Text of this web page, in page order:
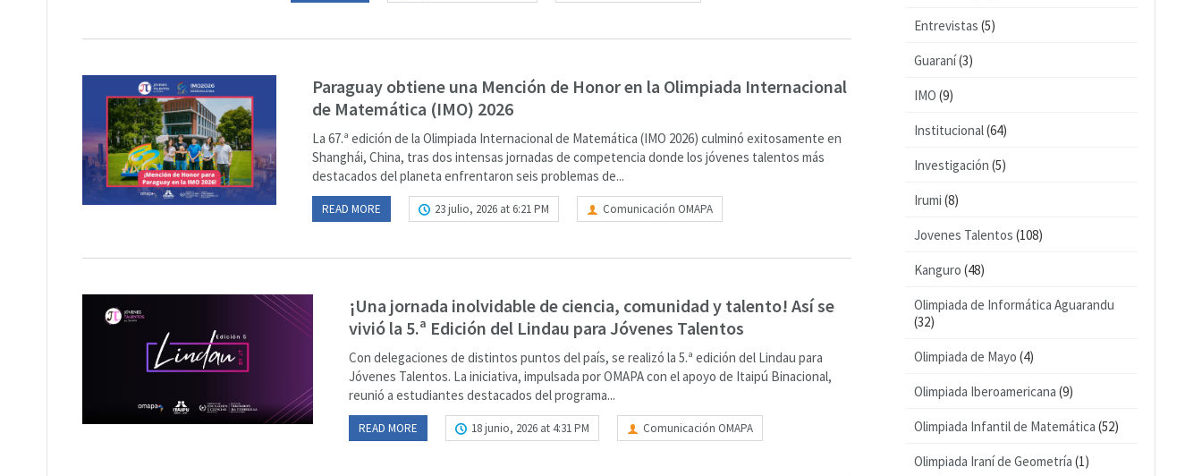
Paraguay obtiene una Mención de Honor en la Olimpiada Internacional
de Matemática (IMO) 2026
La 67.ª edición de la Olimpiada Internacional de Matemática (IMO 2026) culminó exitosamente en
Shanghái, China, tras dos intensas jornadas de competencia donde los jóvenes talentos más
destacados del planeta enfrentaron seis problemas de...
READ MORE 23 julio, 2026 at 6:21 PM Comunicación OMAPA
¡Una jornada inolvidable de ciencia, comunidad y talento! Así se
vivió la 5.ª Edición del Lindau para Jóvenes Talentos
Con delegaciones de distintos puntos del país, se realizó la 5.ª edición del Lindau para
Jóvenes Talentos. La iniciativa, impulsada por OMAPA con el apoyo de Itaipú Binacional,
reunió a estudiantes destacados del programa...
READ MORE 18 junio, 2026 at 4:31 PM Comunicación OMAPA
Entrevistas (5)
Guaraní(3)
IMO (9)
Institucional(64)
Investigación (5)
Irumi (8)
Jovenes Talentos (108)
Kanguro (48)
Olimpiada de Informática Aguarandu
(32)
Olimpiada de Mayo (4)
Olimpiada Iberoamericana (9)
Olimpiada Infantil de Matemática (52)
Olimpiada Iraní de Geometría (1)